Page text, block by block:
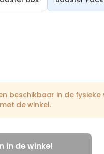
beschikbaar in de fysieke
de winkel.
in de winkel